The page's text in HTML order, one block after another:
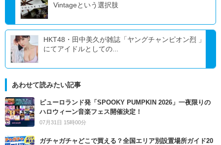
Vintageという選択肢
HKT48・田中美久が雑誌「ヤングチャンピオン烈 」
にてアイドルとしての...
あわせて読みたい記事
ピューロランド発「SPOOKY PUMPKIN 2026」一夜限りの
ハロウィーン音楽フェス開催決定！
07月31日 15時00分
ガチャガチャどこで買える？全国エリア別設置場所ガイド20